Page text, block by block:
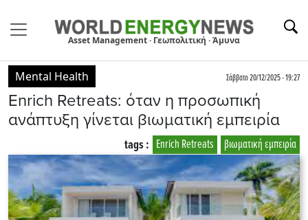
Asset Management · Γεωπολιτική · Άμυνα
Mental Health Σάββατο 20/12/2025 - 19:27
Enrich Retreats: όταν η προσωπική
ανάπτυξη γίνεται βιωματική εμπειρία
βιωματική εμπειρία
Enrich Retreats
tags :